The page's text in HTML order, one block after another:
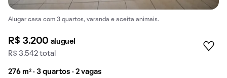
Alugar casa com 3 quartos, varanda e aceita animais.
R$ 3.200 aluguel
R$ 3.542 total
276 m² · 3 quartos · 2 vagas